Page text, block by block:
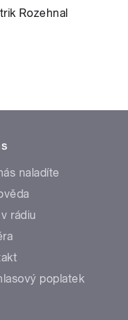
Rozehnal
naladíte
rádiu
poplatek